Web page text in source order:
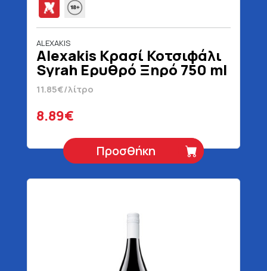
ALEXAKIS
Alexakis Κρασί Κοτσιφάλι
Syrah Ερυθρό Ξηρό 750 ml
11.85€/λίτρο
8.89€
Προσθήκη